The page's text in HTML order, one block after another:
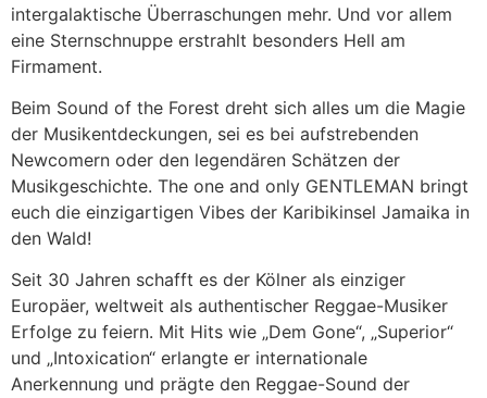
intergalaktische Überraschungen mehr. Und vor allem
eine Sternschnuppe erstrahlt besonders Hell am
Firmament.
Beim Sound of the Forest dreht sich alles um die Magie
der Musikentdeckungen, sei es bei aufstrebenden
Newcomern oder den legendären Schätzen der
Musikgeschichte. The one and only GENTLEMAN bringt
euch die einzigartigen Vibes der Karibikinsel Jamaika in
den Wald!
Seit 30 Jahren schafft es der Kölner als einziger
Europäer, weltweit als authentischer Reggae-Musiker
Erfolge zu feiern. Mit Hits wie „Dem Gone“, „Superior“
und „Intoxication“ erlangte er internationale
Anerkennung und prägte den Reggae-Sound der